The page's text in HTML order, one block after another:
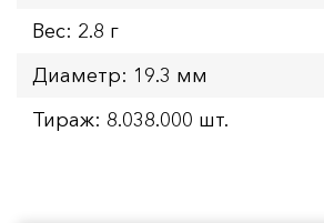
Вес: 2.8 г
Диаметр: 19.3 мм
Тираж: 8.038.000 шт.